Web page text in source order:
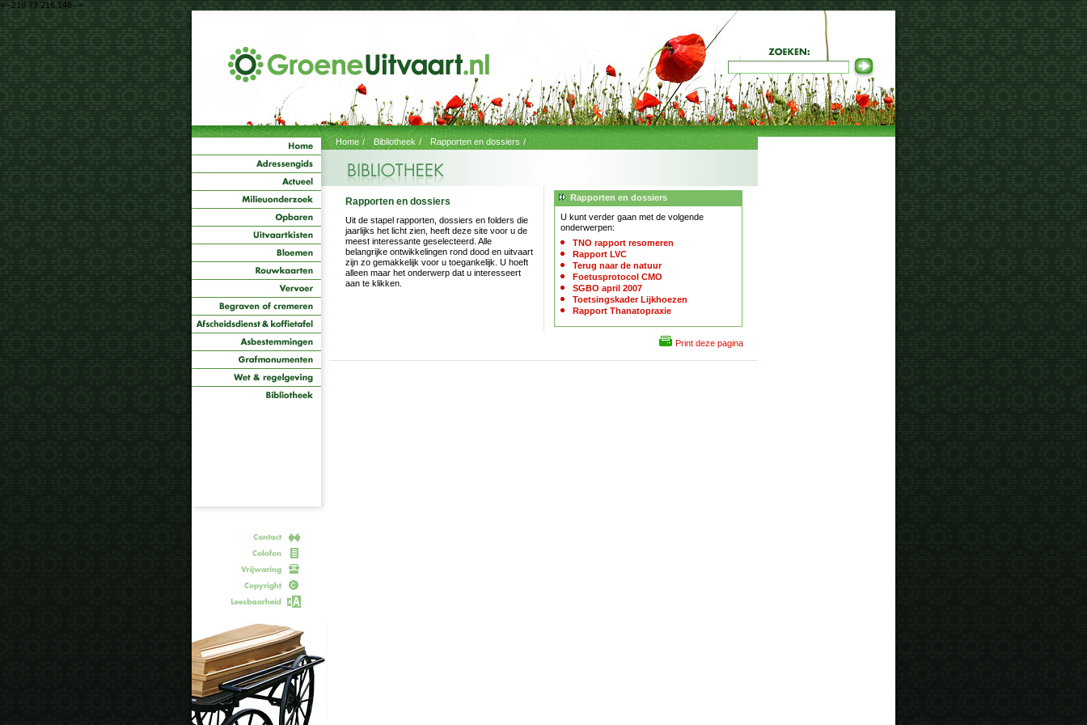
<--216.73.216.146-->
Home / Bibliotheek / Rapporten en dossiers /
Rapporten en dossiers
Uit de stapel rapporten, dossiers en folders die
jaarlijks het licht zien, heeft deze site voor u de
meest interessante geselecteerd. Alle
belangrijke ontwikkelingen rond dood en uitvaart
zijn zo gemakkelijk voor u toegankelijk. U hoeft
alleen maar het onderwerp dat u interesseert
aan te klikken.
Rapporten en dossiers
U kunt verder gaan met de volgende
onderwerpen:
TNO rapport resomeren
Rapport LVC
Terug naar de natuur
Foetusprotocol CMO
SGBO april 2007
Toetsingskader Lijkhoezen
Rapport Thanatopraxie
Print deze pagina